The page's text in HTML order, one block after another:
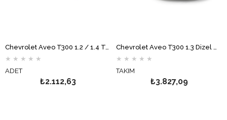
★ ★ ★ ★ ★
ADET
₺2.112,63
★ ★ ★ ★ ★
TAKIM
₺3.827,09